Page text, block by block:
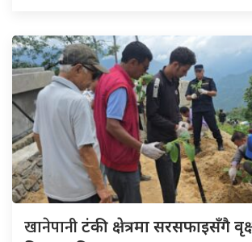
खानेपानीटंकी क्षेत्रमा सरसफाइसँगै